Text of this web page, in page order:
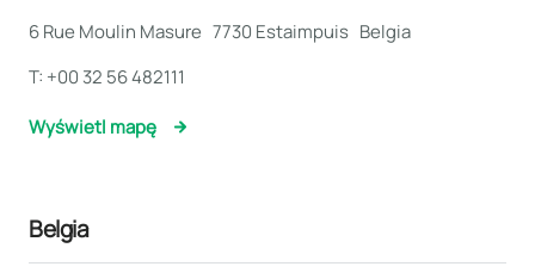
6 Rue Moulin Masure 7730 Estaimpuis Belgia
T: +00 32 56 482111
Wyświetl mapę
Belgia